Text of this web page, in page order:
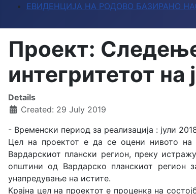
ЕВИДЕНЦИЈА НА РОДОВО БАЗИРАНО
Проект:
интегритетот на
Details
Created: 29 July 2019
- Временски период за реализација : јули
Цел на проектот е да се оцени нивото на
Вардарскиот плански регион, преку
општини од Вардарско планскиот регион
унапредување на истите.
Крајна цел на проектот е проценка на